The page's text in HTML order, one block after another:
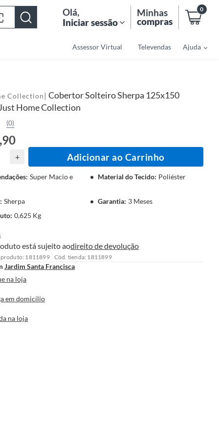
Olá,
Iniciar sessão
Minhas
compras
0
Assessor Virtual Televendas Ajuda
Collection | Cobertor Solteiro Sherpa 125x150
Home Collection
(0)
+ Adicionar ao Carrinho
: Super Macio e Material do Tecido: Poliéster
: Sherpa Garantia: 3 Meses
: 0,625 Kg
está sujeito aodireito de devolução
produto: 1811899 Cód. tienda: 1811899
Jardim Santa Francisca
na loja
em domicílio
na loja